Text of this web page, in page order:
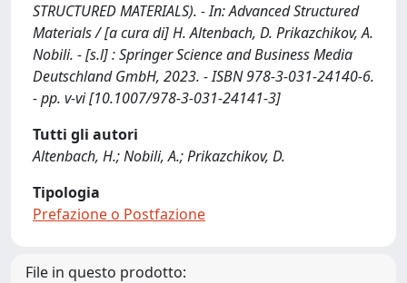
STRUCTURED MATERIALS). - In: Advanced Structured
Materials / [a cura di] H. Altenbach, D. Prikazchikov, A.
Nobili. - [s.l] : Springer Science and Business Media
Deutschland GmbH, 2023. - ISBN 978-3-031-24140-6.
- pp. v-vi [10.1007/978-3-031-24141-3]
Tutti gli autori
Altenbach, H.; Nobili, A.; Prikazchikov, D.
Tipologia
Prefazione o Postfazione
File in questo prodotto: